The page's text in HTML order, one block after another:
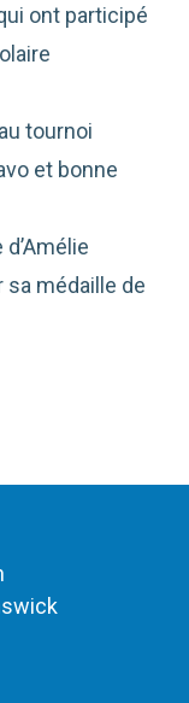
ont participé
tournoi
et bonne
sa médaille de